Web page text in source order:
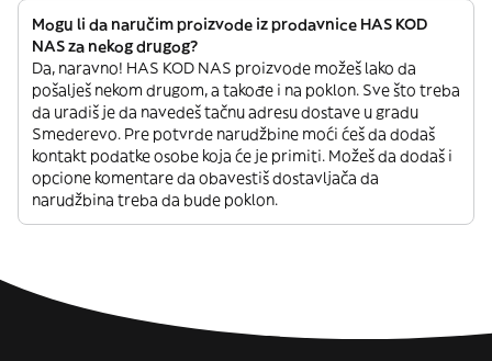
Mogu li da naručim proizvode iz prodavnice HAS KOD
NAS za nekog drugog?
Da, naravno! HAS KOD NAS proizvode možeš lako da
pošalješ nekom drugom, a takođe i na poklon. Sve što treba
da uradiš je da navedeš tačnu adresu dostave u gradu
Smederevo. Pre potvrde narudžbine moći ćeš da dodaš
kontakt podatke osobe koja će je primiti. Možeš da dodaš i
opcione komentare da obavestiš dostavljača da
narudžbina treba da bude poklon.